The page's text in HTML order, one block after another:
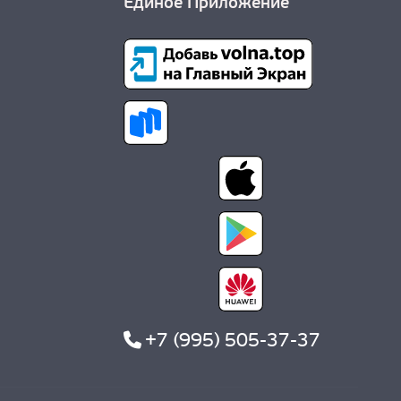
Единое Приложение
+7 (995) 505-37-37